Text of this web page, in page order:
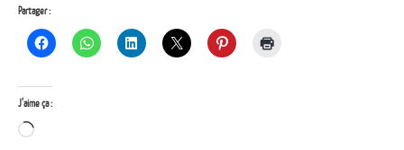
Partager :
J’aime ça :
Chargement…